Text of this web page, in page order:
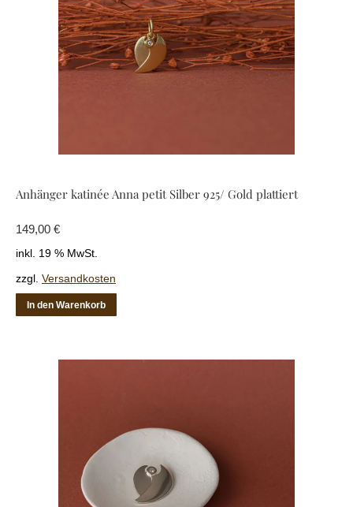
Anhänger katinée Anna petit Silber 925/ Gold plattiert
149,00 €
inkl. 19 % MwSt.
zzgl. Versandkosten
In den Warenkorb